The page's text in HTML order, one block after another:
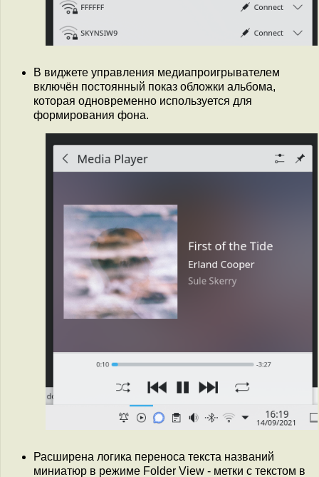
В виджете управления медиапроигрывателем
включён постоянный показ обложки альбома,
которая одновременно используется для
формирования фона.
Расширена логика переноса текста названий
миниатюр в режиме Folder View - метки с текстом в